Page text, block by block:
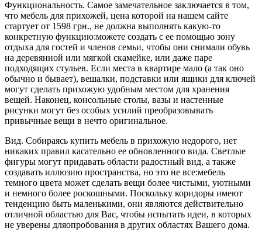
Функциональность. Самое замечательное заключается в том,
что мебель для прихожей, цена которой на нашем сайте
стартует от 1598 грн., не должна выполнять какую-то
конкретную функцию:можете создать с ее помощью зону
отдыха для гостей и членов семьи, чтобы они снимали обувь
на деревянной или мягкой скамейке, или даже паре
подходящих стульев. Если места в квартире мало (а так оно
обычно и бывает), вешалки, подставки или ящики для ключей
могут сделать прихожую удобным местом для хранения
вещей. Наконец, консольные столы, вазы и настенные
рисунки могут без особых усилий преобразовывать
привычные вещи в нечто оригинальное.
Вид. Собираясь купить мебель в прихожую недорого, нет
никаких правил касательно ее обновленного вида. Светлые
фигуры могут придавать области радостный вид, а также
создавать иллюзию пространства, но это не все:мебель
темного цвета может сделать вещи более чистыми, уютными
и немного более роскошными. Поскольку коридоры имеют
тенденцию быть маленькими, они являются действительно
отличной областью для Вас, чтобы испытать идеи, в которых
не уверены дляопробования в других областях Вашего дома.